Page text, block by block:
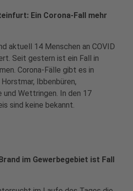
Ein Corona-Fall mehr
aktuell 14 Menschen an COVID
Seit gestern ist ein Fall in
Corona-Fälle gibt es in
Ibbenbüren,
und Wettringen. In den 17
sind keine bekannt.
im Gewerbegebiet ist Fall